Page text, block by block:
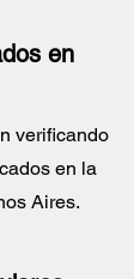
en
verificando
en la
Aires.